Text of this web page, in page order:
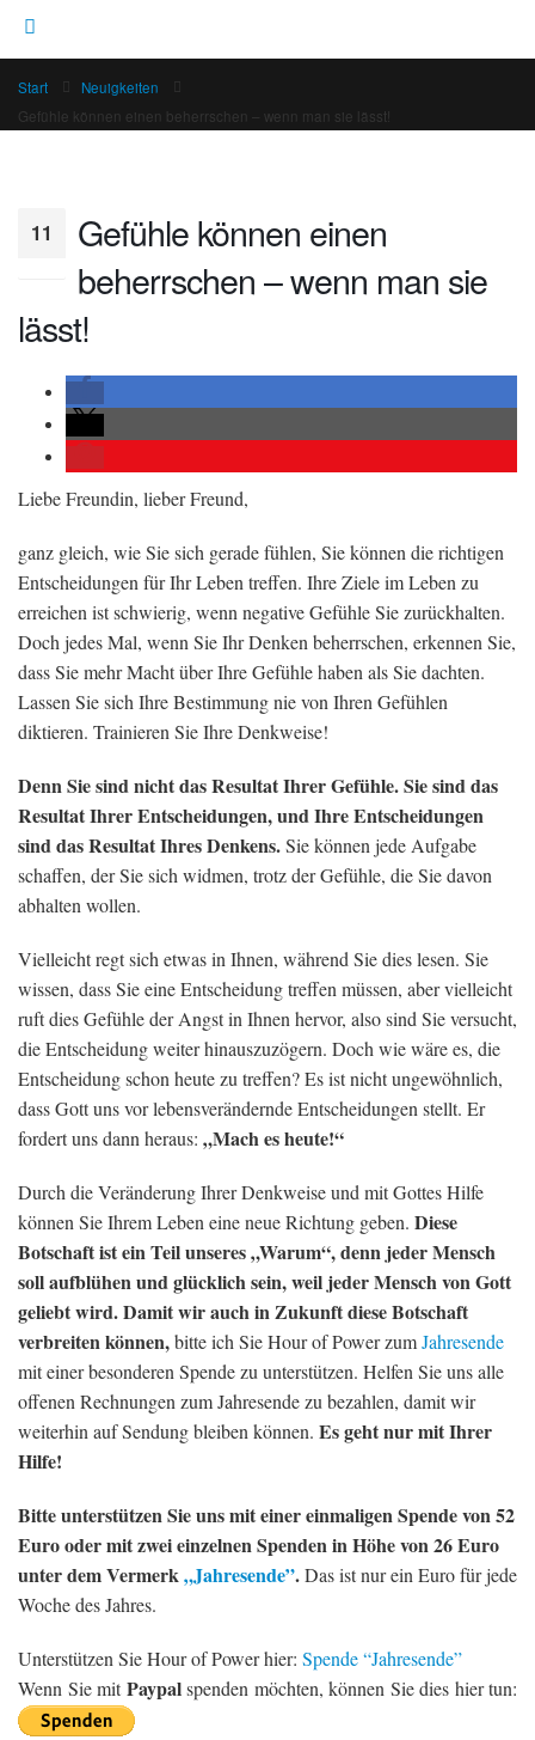
Start
Neuigkeiten
Gefühle können einen beherrschen – wenn man sie lässt!
11
Gefühle können einen
beherrschen – wenn man sie
lässt!
Liebe Freundin, lieber Freund,
ganz gleich, wie Sie sich gerade fühlen, Sie können die richtigen
Entscheidungen für Ihr Leben treffen. Ihre Ziele im Leben zu
erreichen ist schwierig, wenn negative Gefühle Sie zurückhalten.
Doch jedes Mal, wenn Sie Ihr Denken beherrschen, erkennen Sie,
dass Sie mehr Macht über Ihre Gefühle haben als Sie dachten.
Lassen Sie sich Ihre Bestimmung nie von Ihren Gefühlen
diktieren. Trainieren Sie Ihre Denkweise!
Denn Sie sind nicht das Resultat Ihrer Gefühle. Sie sind das
Resultat Ihrer Entscheidungen, und Ihre Entscheidungen
sind das Resultat Ihres Denkens.Sie können jede Aufgabe
schaffen, der Sie sich widmen, trotz der Gefühle, die Sie davon
abhalten wollen.
Vielleicht regt sich etwas in Ihnen, während Sie dies lesen. Sie
wissen, dass Sie eine Entscheidung treffen müssen, aber vielleicht
ruft dies Gefühle der Angst in Ihnen hervor, also sind Sie versucht,
die Entscheidung weiter hinauszuzögern. Doch wie wäre es, die
Entscheidung schon heute zu treffen? Es ist nicht ungewöhnlich,
dass Gott uns vor lebensverändernde Entscheidungen stellt. Er
fordert uns dann heraus: „Mach es heute!“
Durch die Veränderung Ihrer Denkweise und mit Gottes Hilfe
können Sie Ihrem Leben eine neue Richtung geben. Diese
Botschaft ist ein Teil unseres „Warum“, denn jeder Mensch
soll aufblühen und glücklich sein, weil jeder Mensch von Gott
geliebt wird. Damit wir auch in Zukunft diese Botschaft
verbreiten können,bitte ich Sie Hour of Power zumJahresende
mit einer besonderen Spende zu unterstützen. Helfen Sie uns alle
offenen Rechnungen zum Jahresende zu bezahlen, damit wir
weiterhin auf Sendung bleiben können. Es geht nur mit Ihrer
Hilfe!
Bitte unterstützen Sie uns mit einer einmaligen Spende von 52
Euro oder mit zwei einzelnen Spenden in Höhe von 26 Euro
unter dem Vermerk„Jahresende”.Das ist nur ein Euro für jede
Woche des Jahres.
Unterstützen Sie Hour of Power hier: Spende “Jahresende”
Wenn Sie mitPaypalspenden möchten, können Sie dies hier tun: